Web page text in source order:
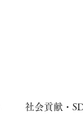
社会貢献・